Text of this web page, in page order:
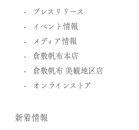
プレスリリース
イベント情報
メディア情報
倉敷帆布本店
倉敷帆布 美観地区店
オンラインストア
新着情報